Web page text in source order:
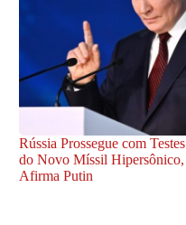
Rússia Prossegue com Testes
do Novo Míssil Hipersônico,
Afirma Putin